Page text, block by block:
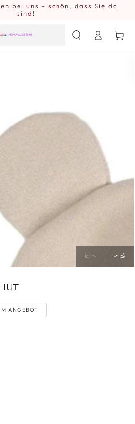
bei uns – schön, dass Sie da
sind!
Einloggen
IM ANGEBOT